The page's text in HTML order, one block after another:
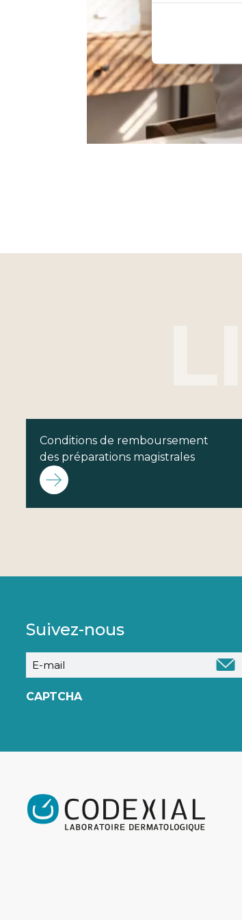
Conditions de remboursement
des préparations magistrales
Suivez-nous
E-
mail
CAPTCHA